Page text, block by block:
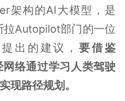
架构的AI大模型，是
Autopilot部门的一位
出的建议，要借鉴
络通过学习人类驾驶
现路径规划。